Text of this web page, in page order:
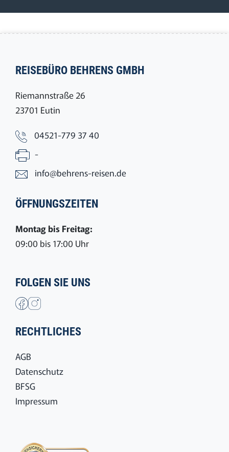
REISEBÜRO BEHRENS GMBH
Riemannstraße 26
23701 Eutin
04521-779 37 40
-
info@behrens-reisen.de
ÖFFNUNGSZEITEN
Montag bis Freitag:
09:00 bis 17:00 Uhr
FOLGEN SIE UNS
RECHTLICHES
AGB
Datenschutz
BFSG
Impressum